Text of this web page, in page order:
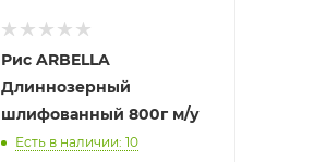
Рис ARBELLA
Длиннозерный
шлифованный 800г м/у
Есть в наличии: 10